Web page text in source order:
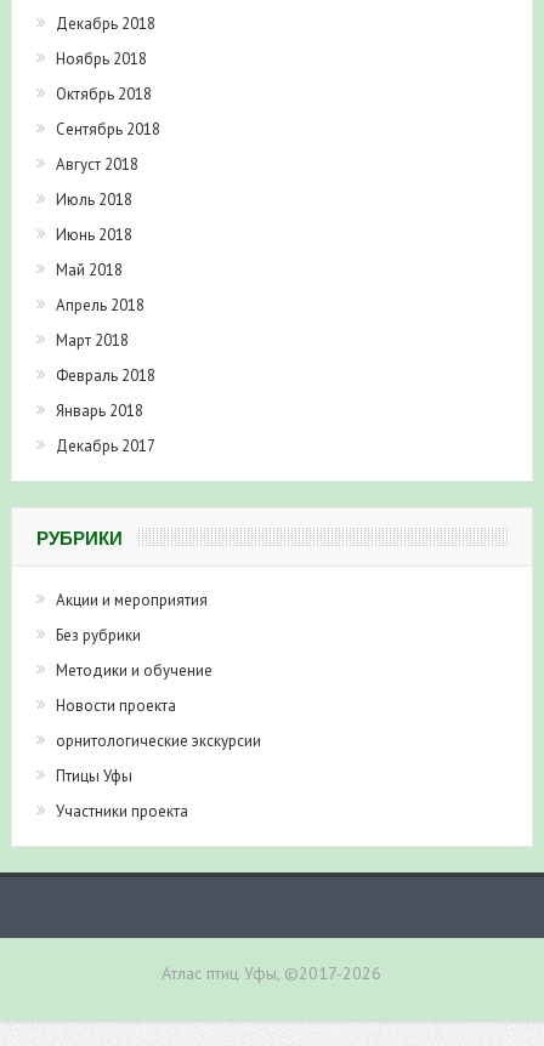
Декабрь 2018
Ноябрь 2018
Октябрь 2018
Сентябрь 2018
Август 2018
Июль 2018
Июнь 2018
Май 2018
Апрель 2018
Март 2018
Февраль 2018
Январь 2018
Декабрь 2017
РУБРИКИ
Акции и мероприятия
Без рубрики
Методики и обучение
Новости проекта
орнитологические экскурсии
Птицы Уфы
Участники проекта
Атлас птиц Уфы, ©2017-2026